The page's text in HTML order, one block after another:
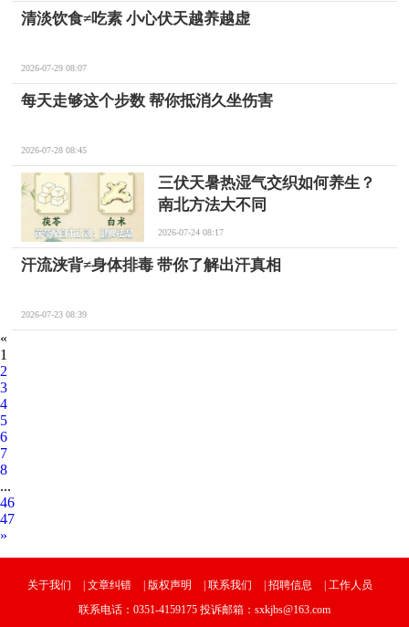
清淡饮食≠吃素 小心伏天越养越虚
2026-07-29 08:07
每天走够这个步数 帮你抵消久坐伤害
2026-07-28 08:45
三伏天暑热湿气交织如何养生？
南北方法大不同
2026-07-24 08:17
汗流浃背≠身体排毒 带你了解出汗真相
2026-07-23 08:39
«
1
2
3
4
5
6
7
8
...
46
47
»
关于我们 文章纠错 版权声明 联系我们 招聘信息
工作人员
联系电话：0351-4159175 投诉邮箱：sxkjbs@163.com